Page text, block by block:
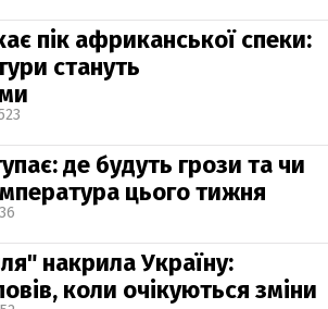
пік африканської спеки:
стануть
де будуть грози та чи
цього тижня
накрила Україну:
коли очікуються зміни